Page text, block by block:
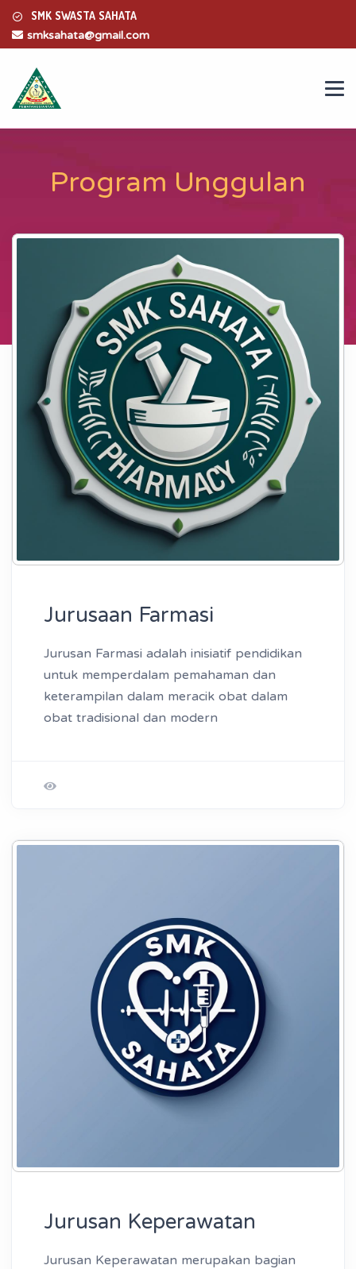
SMK SWASTA SAHATA
smksahata@gmail.com
Program Unggulan
Jurusaan Farmasi
Jurusan Farmasi adalah inisiatif pendidikan
untuk memperdalam pemahaman dan
keterampilan dalam meracik obat dalam
obat tradisional dan modern
Jurusan Keperawatan
Jurusan Keperawatan merupakan bagian